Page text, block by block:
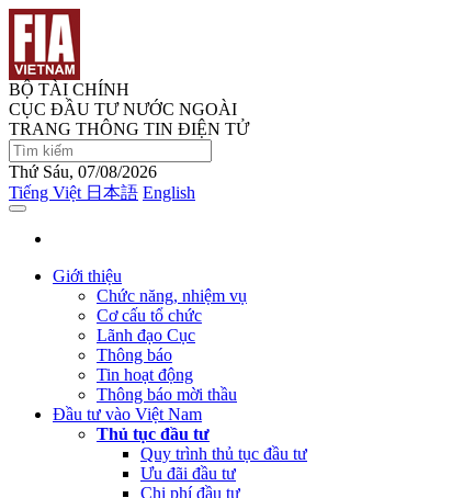
BỘ TÀI CHÍNH
CỤC ĐẦU TƯ NƯỚC NGOÀI
TRANG THÔNG TIN ĐIỆN TỬ
Thứ Sáu, 07/08/2026
Tiếng Việt 日本語 English
Giới thiệu
Chức năng, nhiệm vụ
Cơ cấu tổ chức
Lãnh đạo Cục
Thông báo
Tin hoạt động
Thông báo mời thầu
Đầu tư vào Việt Nam
Thủ tục đầu tư
Quy trình thủ tục đầu tư
Ưu đãi đầu tư
Chi phí đầu tư